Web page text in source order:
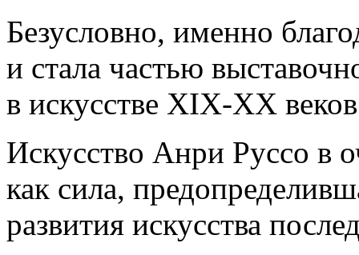
Безусловно, именно
и стала частью
в искусстве XIX-XX
Искусство Анри Руссо в
как сила,
развития искусства